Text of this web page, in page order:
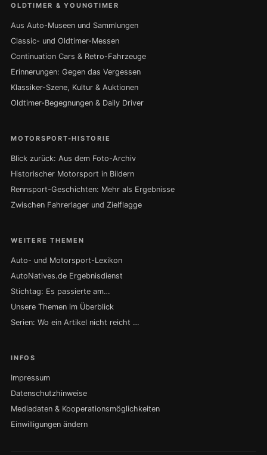
OLDTIMER & YOUNGTIMER
Aus Auto-Museen und Sammlungen
Classic- und Oldtimer-Messen
Continuation Cars & Retro-Fahrzeuge
Erinnerungen: Gegen das Vergessen
Klassiker-Szene, Kultur & Auktionen
Oldtimer-Begegnungen & Daily Driver
MOTORSPORT-HISTORIE
Blick zurück: Aus dem Foto-Archiv
Historischer Motorsport in Bildern
Rennsport-Geschichten: Mehr als Ergebnisse
Zwischen Fahrerlager und Zielflagge
WEITERE THEMEN
Auto- und Motorsport-Lexikon
AutoNatives.de Ergebnisdienst
Stichtag: Es passierte am…
Unsere Themen im Überblick
Serien: Wo ein Artikel nicht reicht …
INFOS
Impressum
Datenschutzhinweise
Mediadaten & Kooperationsmöglichkeiten
Einwilligungen ändern